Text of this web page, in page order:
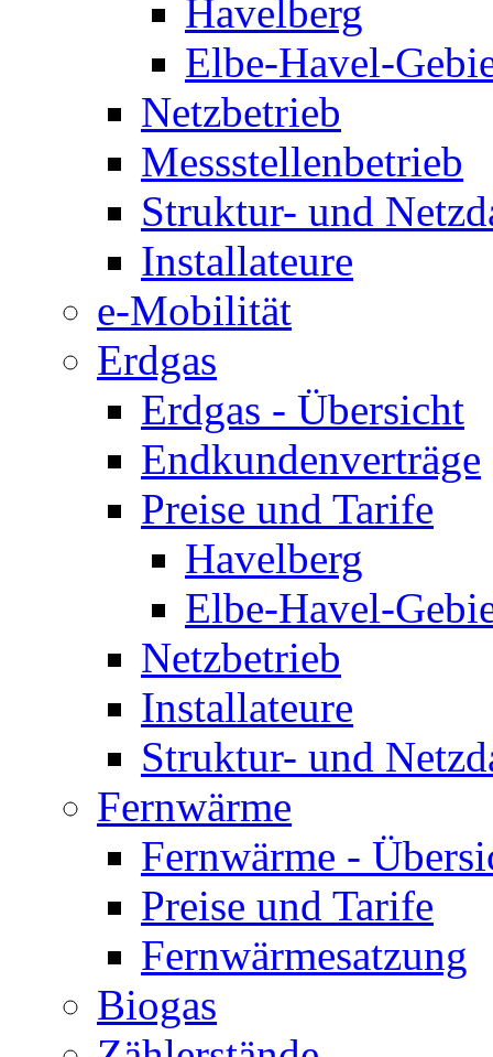
Havelberg
Elbe-Havel-
Netzbetrieb
Messstellenbetrieb
Struktur- und
Installateure
e-Mobilität
Erdgas
Erdgas - Übersicht
Endkundenverträge
Preise und Tarife
Havelberg
Elbe-Havel-
Netzbetrieb
Installateure
Struktur- und
Fernwärme
Fernwärme -
Preise und Tarife
Fernwärmesatzung
Biogas